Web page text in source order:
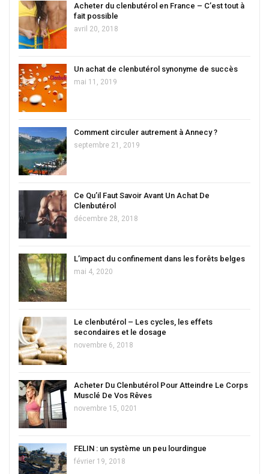
Acheter du clenbutérol en France – C’est tout à
fait possible
avril 20, 2018
Un achat de clenbutérol synonyme de succès
mai 11, 2019
Comment circuler autrement à Annecy ?
septembre 21, 2019
Ce Qu’il Faut Savoir Avant Un Achat De
Clenbutérol
décembre 28, 2018
L’impact du confinement dans les forêts belges
mai 4, 2020
Le clenbutérol – Les cycles, les effets
secondaires et le dosage
novembre 6, 2018
Acheter Du Clenbutérol Pour Atteindre Le Corps
Musclé De Vos Rêves
novembre 15, 0201
FELIN : un système un peu lourdingue
février 19, 2018